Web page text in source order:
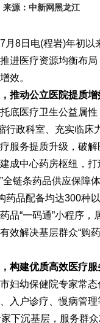
来源：中新网黑龙江
8日电(程岩)年初以
进医疗资源均衡布局
效。
推动公立医院提质增
底医疗卫生公益属
行政科室、充实临
服务提质升级，破
成中心药房枢纽，
链条药品供应保障
药品配备均达300种
品“一码通”小程序
效解决基层群众“购
构建优质高效医疗服
妇幼保健院专家常
入户诊疗、慢病管理
下沉基层，服务群